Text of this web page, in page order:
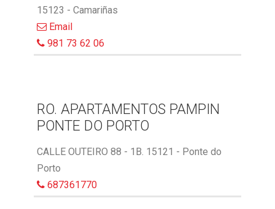
15123 - Camariñas
Email
981 73 62 06
RO. APARTAMENTOS PAMPIN
PONTE DO PORTO
CALLE OUTEIRO 88 - 1B. 15121 - Ponte do
Porto
687361770